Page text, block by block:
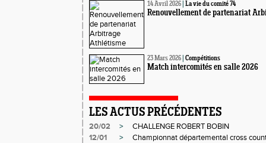
14 Avril 2026 La vie du comité 74
Renouvellement de partenariat
23 Mars 2026 Compétitions
Match intercomités en salle 2026
LES ACTUS PRÉCÉDENTES
20/02 >
CHALLENGE ROBERT BOBIN
12/01
>
Championnat départemental cross